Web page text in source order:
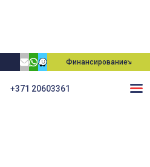
Финансирование
+371 20603361